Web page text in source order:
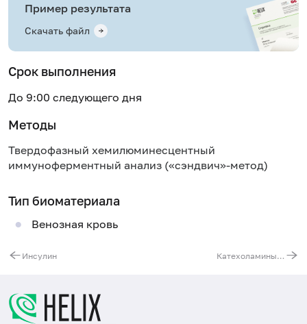
Пример результата
Скачать файл
Срок выполнения
До 9:00 следующего дня
Методы
Твердофазный хемилюминесцентный
иммуноферментный анализ («сэндвич»-метод)
Тип биоматериала
Венозная кровь
Инсулин Катехоламины (адреналин, норадреналин, дофамин) в моче